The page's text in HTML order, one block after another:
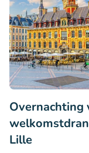
Overnachting
Lille